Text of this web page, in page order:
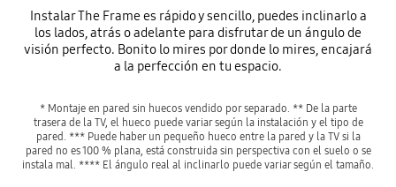
Instalar The Frame es rápido y sencillo, puedes inclinarlo a
los lados, atrás o adelante para disfrutar de un ángulo de
visión perfecto. Bonito lo mires por donde lo mires, encajará
a la perfección en tu espacio.
* Montaje en pared sin huecos vendido por separado. ** De la parte
trasera de la TV, el hueco puede variar según la instalación y el tipo de
pared. *** Puede haber un pequeño hueco entre la pared y la TV si la
pared no es 100 % plana, está construida sin perspectiva con el suelo o se
instala mal. **** El ángulo real al inclinarlo puede variar según el tamaño.